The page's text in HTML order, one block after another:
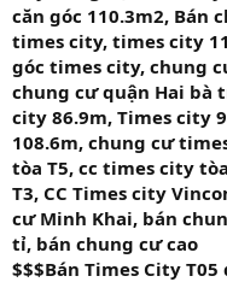
căn góc 110.3m2, Bán
times city, times city
góc times city, chung
chung cư quận Hai bà
city 86.9m, Times city
108.6m, chung cư
tòa T5, cc times city
T3, CC Times city
cư Minh Khai, bán
tỉ, bán chung cư cao
$$$Bán Times City